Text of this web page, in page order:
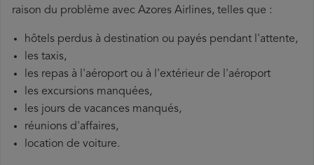
raison du problème avec Azores Airlines, telles que :
hôtels perdus à destination ou payés pendant l'attente,
les taxis,
les repas à l'aéroport ou à l'extérieur de l'aéroport
les excursions manquées,
les jours de vacances manqués,
réunions d'affaires,
location de voiture.